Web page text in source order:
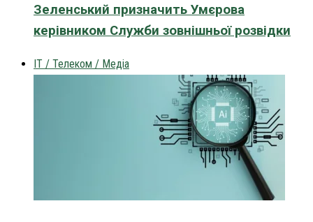
Зеленський призначить Умєрова
керівником Служби зовнішньої розвідки
IT / Телеком / Медіа